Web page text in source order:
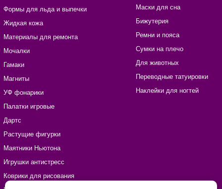
Формы для льда и выпечки
Жидкая кожа
Материалы для ремонта
Мочалки
Гамаки
Магниты
УФ фонарики
Палатки игровые
Дартс
Растущие фигурки
Маятники Ньютона
Игрушки антистресс
Коврики для рисования
Маски для сна
Бижутерия
Ремни и пояса
Сумки на плечо
Для животных
Переводные татуировки
Наклейки для ногтей